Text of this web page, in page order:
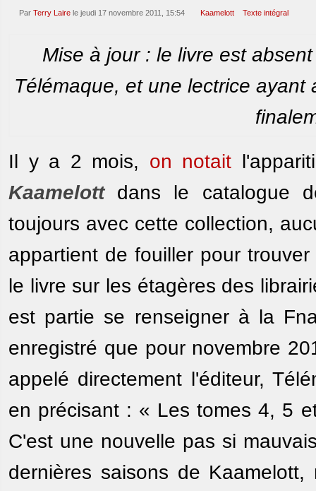
Par Terry Laire le jeudi 17 novembre 2011, 15:54 Kaamelott Texte intégral
Mise à jour : le livre est
Télémaque, et une lectrice
Il y a 2 mois, on notait
Kaamelottdans le catalogue
toujours avec cette collection,
appartient de fouiller pour
le livre sur les étagères des
est partie se renseigner à la
enregistré que pour novembre
appelé directement l'éditeur,
en précisant : « Les tomes 4, 5
C'est une nouvelle pas si
dernières saisons de